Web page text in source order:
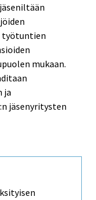
työtuntien
mukaan.
ja
jäsenyritysten